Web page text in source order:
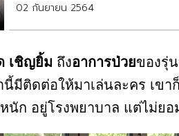
02 กันยายน 2564
เชิญยิ้ม ถึงอาการป่วยของรุ่
ติดต่อให้มาเล่นละคร เขา
นัก อยู่โรงพยาบาล แต่ไม่ยอ